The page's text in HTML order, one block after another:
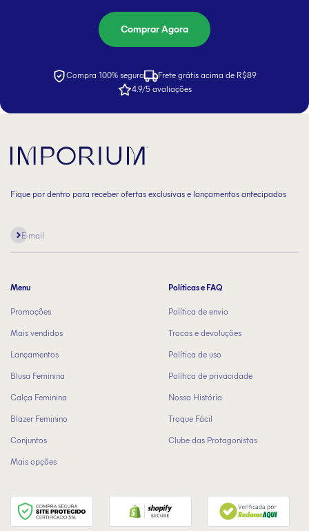
Comprar Agora
Compra 100% segura
Frete grátis acima de R$89
4.9/5 avaliações
Fique por dentro para receber ofertas exclusivas e lançamentos antecipados
E-mail
Assinar
Menu
Promoções
Mais vendidos
Lançamentos
Blusa Feminina
Calça Feminina
Blazer Feminino
Conjuntos
Mais opções
Políticas e FAQ
Política de envio
Trocas e devoluções
Política de uso
Política de privacidade
Nossa História
Troque Fácil
Clube das Protagonistas